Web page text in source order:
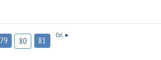
79 80 81
Ctrl ►